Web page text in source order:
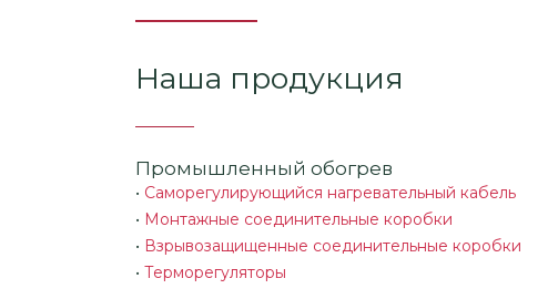
Наша продукция
Промышленный обогрев
• Саморегулирующийся нагревательный кабель
• Монтажные соединительные коробки
• Взрывозащищенные соединительные коробки
• Терморегуляторы